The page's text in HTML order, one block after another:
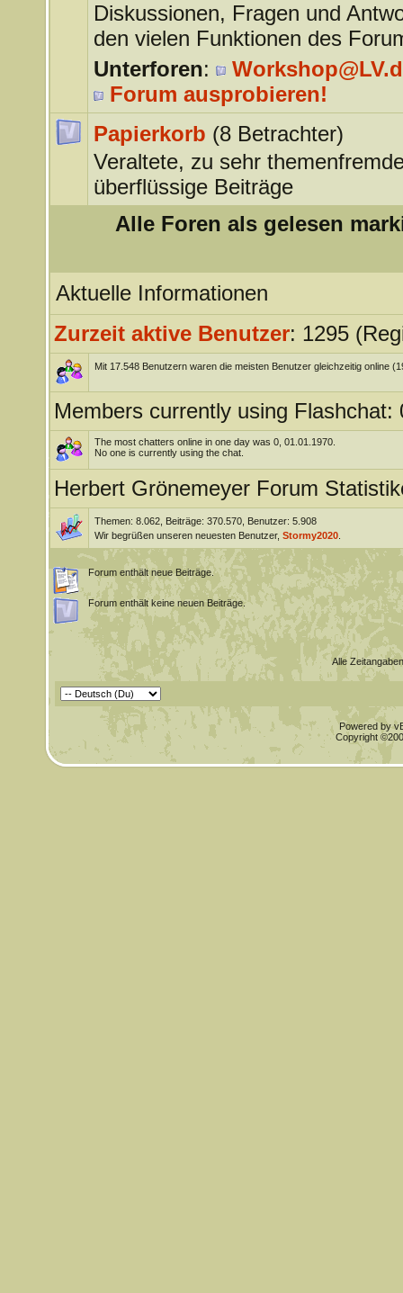
Diskussionen, Fragen und
den vielen Funktionen des
Unterforen:
Forum ausprobieren!
Papierkorb (8 Betrachter)
Veraltete, zu sehr
überflüssige Beiträge
Alle Foren als gelesen
Aktuelle Informationen
Zurzeit aktive Benutzer: 1295
Mit 17.548 Benutzern waren die meisten Benutzer gleichzeitig online
Members currently using Flashchat:
The most chatters online in one day was 0, 01.01.1970.
No one is currently using the chat.
Herbert Grönemeyer Forum
Themen: 8.062, Beiträge: 370.570, Benutzer: 5.908
Wir begrüßen unseren neuesten Benutzer, Stormy2020.
Forum enthält neue Beiträge.
Forum enthält keine neuen Beiträge.
Alle
Powered by
Copyright